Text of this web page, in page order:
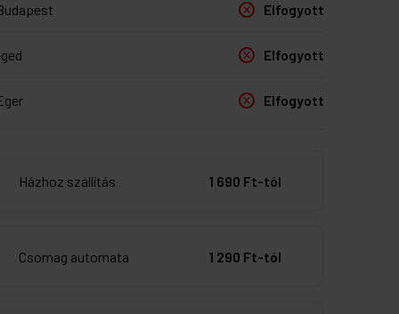
Elfogyott
Elfogyott
Elfogyott
Házhoz szállítás 1 690 Ft-tól
Csomag automata 1 290 Ft-tól